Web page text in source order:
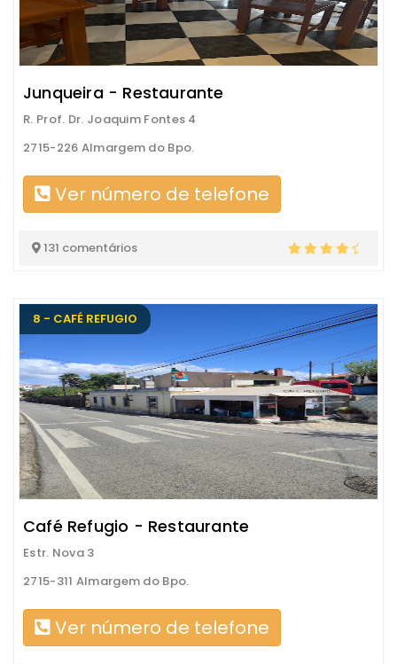
Junqueira - Restaurante
R. Prof. Dr. Joaquim Fontes 4
2715-226 Almargem do Bpo.
Ver número de telefone
131 comentários
8 - CAFÉ REFUGIO
Café Refugio - Restaurante
Estr. Nova 3
2715-311 Almargem do Bpo.
Ver número de telefone